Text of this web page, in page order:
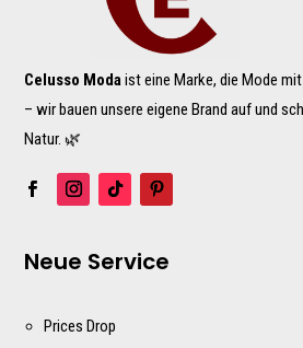
Celusso Modaist eine Marke, die Mode
– wir bauen unsere eigene Brand auf und
Natur. 🌿
Neue Service
Prices Drop